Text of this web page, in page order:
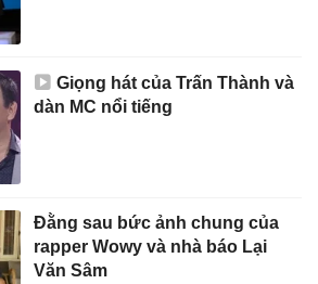
Giọng hát của Trấn Thành và
dàn MC nổi tiếng
Đằng sau bức ảnh chung của
rapper Wowy và nhà báo Lại
Văn Sâm